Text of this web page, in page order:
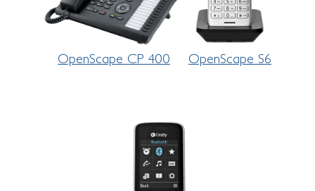
OpenScape CP 400 OpenScape S6